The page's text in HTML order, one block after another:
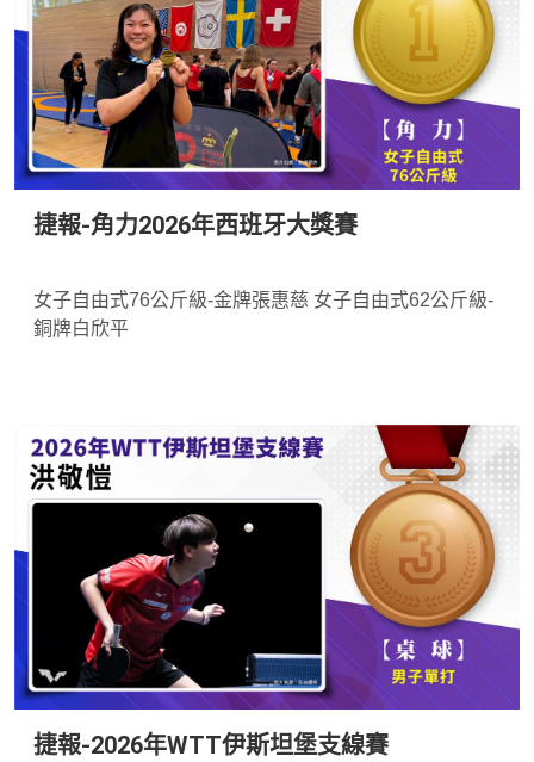
捷報-角力2026年西班牙大獎賽
女子自由式76公斤級-金牌張惠慈 女子自由式62公斤級-
銅牌白欣平
捷報-2026年WTT伊斯坦堡支線賽